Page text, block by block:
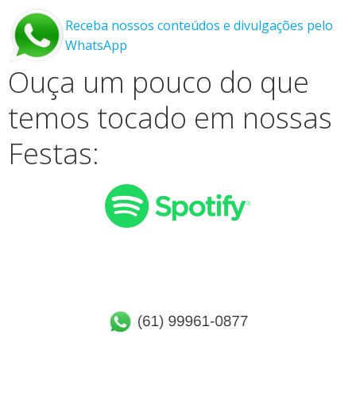
Receba nossos conteúdos e divulgações pelo
WhatsApp
Ouça um pouco do que
temos tocado em nossas
Festas: